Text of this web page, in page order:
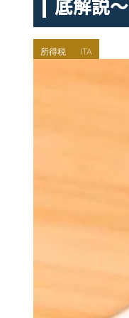
底解説〜
所得税 ITA